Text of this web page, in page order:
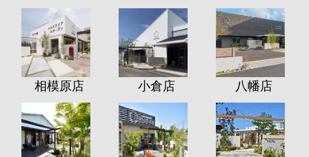
相模原店 小倉店 八幡店